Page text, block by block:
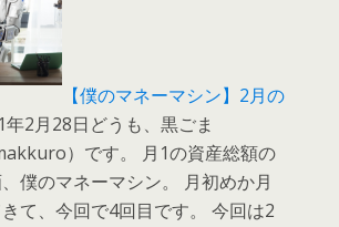
【僕のマネーマシン】2月の
年2月28日どうも、黒ごま
）です。 月1の資産総額の
僕のマネーマシン。 月初めか月
て、今回で4回目です。 今回は2